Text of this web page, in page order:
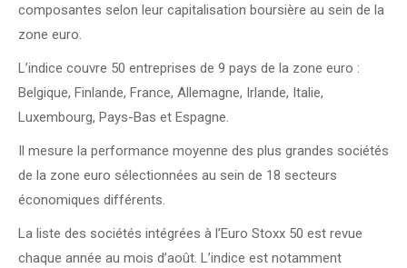
composantes selon leur capitalisation boursière au sein de la
zone euro.
L’indice couvre 50 entreprises de 9 pays de la zone euro :
Belgique, Finlande, France, Allemagne, Irlande, Italie,
Luxembourg, Pays-Bas et Espagne.
Il mesure la performance moyenne des plus grandes sociétés
de la zone euro sélectionnées au sein de 18 secteurs
économiques différents.
La liste des sociétés intégrées à l’Euro Stoxx 50 est revue
chaque année au mois d’août. L’indice est notamment